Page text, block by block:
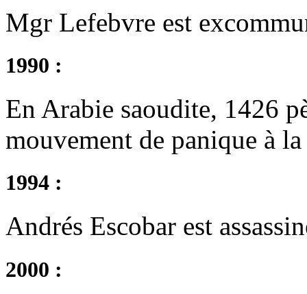
Mgr Lefebvre est
1990 :
En Arabie saoudite, 1426
mouvement de panique à
1994 :
Andrés Escobar est
2000 :